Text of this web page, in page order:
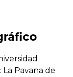
Pavana de